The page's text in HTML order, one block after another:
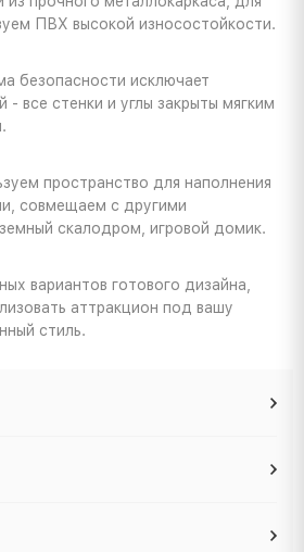
ПВХ высокой износостойкости.
безопасности исключает
- все стенки и углы закрыты мягким
пространство для наполнения
совмещаем с другими
скалодром, игровой домик.
вариантов готового дизайна,
аттракцион под вашу
стиль.